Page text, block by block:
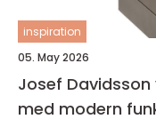
inspiration
05. May 2026
Josef
med modern